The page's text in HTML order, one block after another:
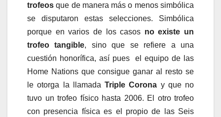
trofeos que de manera más o menos simbólica
se disputaron estas selecciones. Simbólica
porque en varios de los casos no existe un
trofeo tangible, sino que se refiere a una
cuestión honorífica, así pues el equipo de las
Home Nations que consigue ganar al resto se
le otorga la llamada Triple Corona y que no
tuvo un trofeo físico hasta 2006. El otro trofeo
con presencia física es el propio de las Seis